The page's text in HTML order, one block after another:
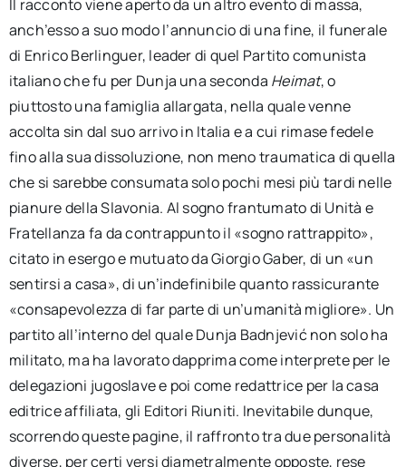
Il racconto viene aperto da un altro evento di massa,
anch’esso a suo modo l’annuncio di una fine, il funerale
di Enrico Berlinguer, leader di quel Partito comunista
italiano che fu per Dunja una seconda Heimat, o
piuttosto una famiglia allargata, nella quale venne
accolta sin dal suo arrivo in Italia e a cui rimase fedele
fino alla sua dissoluzione, non meno traumatica di quella
che si sarebbe consumata solo pochi mesi più tardi nelle
pianure della Slavonia. Al sogno frantumato di Unità e
Fratellanza fa da contrappunto il «sogno rattrappito»,
citato in esergo e mutuato da Giorgio Gaber, di un «un
sentirsi a casa», di un’indefinibile quanto rassicurante
«consapevolezza di far parte di un’umanità migliore». Un
partito all’interno del quale Dunja Badnjević non solo ha
militato, ma ha lavorato dapprima come interprete per le
delegazioni jugoslave e poi come redattrice per la casa
editrice affiliata, gli Editori Riuniti. Inevitabile dunque,
scorrendo queste pagine, il raffronto tra due personalità
diverse, per certi versi diametralmente opposte, rese